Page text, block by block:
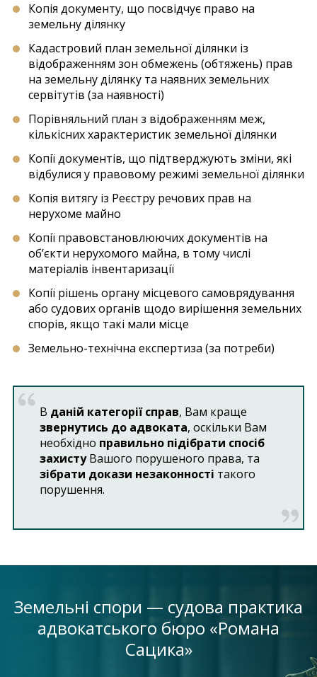
Копія документу, що посвідчує право на
земельну ділянку
Кадастровий план земельної ділянки із
відображенням зон обмежень (обтяжень) прав
на земельну ділянку та наявних земельних
сервітутів (за наявності)
Порівняльний план з відображенням меж,
кількісних характеристик земельної ділянки
Копії документів, що підтверджують зміни, які
відбулися у правовому режимі земельної ділянки
Копія витягу із Реєстру речових прав на
нерухоме майно
Копії правовстановлюючих документів на
об’єкти нерухомого майна, в тому числі
матеріалів інвентаризації
Копії рішень органу місцевого самоврядування
або судових органів щодо вирішення земельних
спорів, якщо такі мали місце
Земельно-технічна експертиза (за потреби)
В даній категорії справ, Вам краще
звернутись до адвоката, оскільки Вам
необхідно правильно підібрати спосіб
захистуВашого порушеного права, та
зібрати докази незаконності такого
порушення.
Земельні спори — судова практика
адвокатського бюро «Романа
Сацика»